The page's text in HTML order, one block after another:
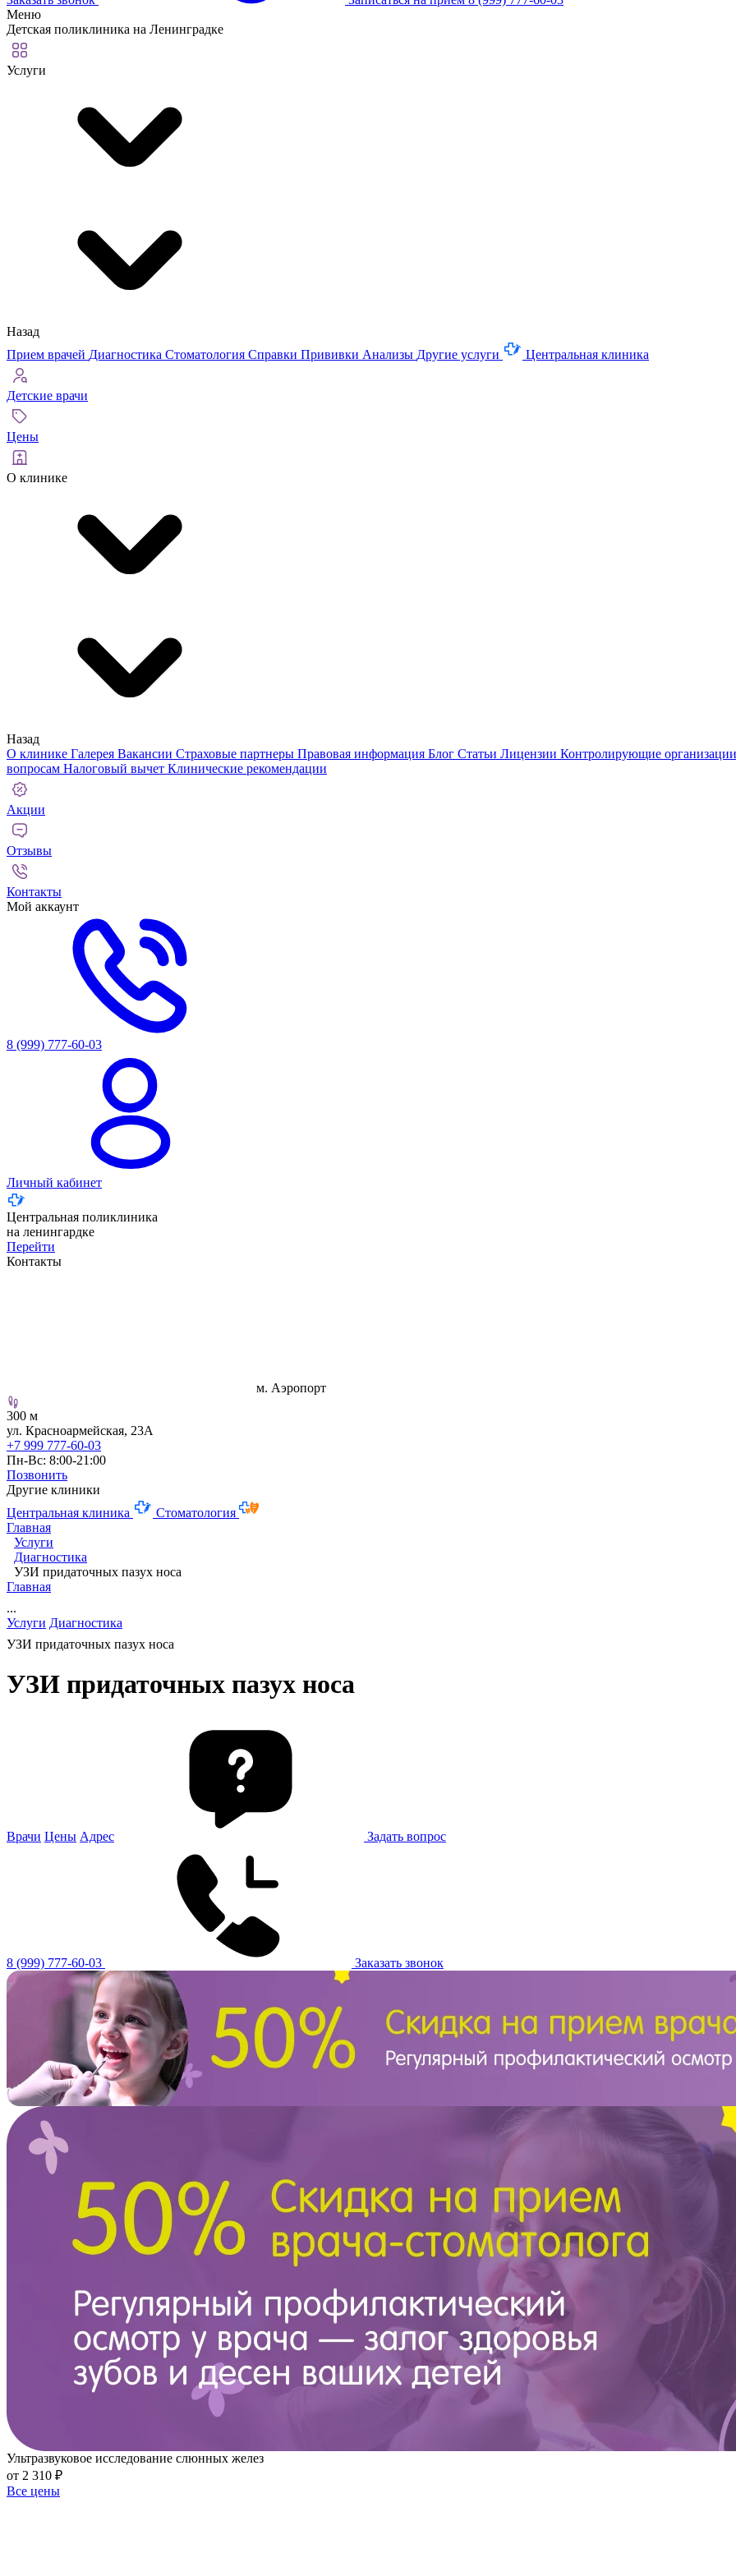
Меню
Детская поликлиника на Ленинградке
Услуги
Назад
Прием врачей Диагностика Стоматология Справки Прививки Анализы Другие услуги Центральная клиника
Детские врачи
Цены
О клинике
Назад
О клинике Галерея Вакансии Страховые партнеры Правовая информация Блог Статьи Лицензии Контролирующие организации
вопросам Налоговый вычет Клинические рекомендации
Акции
Отзывы
Контакты
Мой аккаунт
8 (999) 777-60-03
Личный кабинет
Центральная поликлиника
на ленингардке
Перейти
Контакты
м. Аэропорт
300 м
ул. Красноармейская, 23А
+7 999 777-60-03
Пн-Вс: 8:00-21:00
Позвонить
Другие клиники
Центральная клиника
Стоматология
Главная
Услуги
Диагностика
УЗИ придаточных пазух носа
Главная
...
Услуги Диагностика
УЗИ придаточных пазух носа
УЗИ придаточных пазух носа
Врачи Цены Адрес Задать вопрос
8 (999) 777-60-03 Заказать звонок
Ультразвуковое исследование слюнных желез
от 2 310 ₽
Все цены